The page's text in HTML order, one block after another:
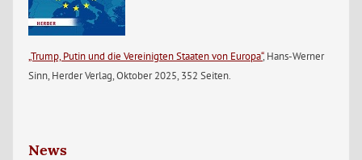
„Trump, Putin und die Vereinigten Staaten von Europa“, Hans-Werner
Sinn, Herder Verlag, Oktober 2025, 352 Seiten.
News